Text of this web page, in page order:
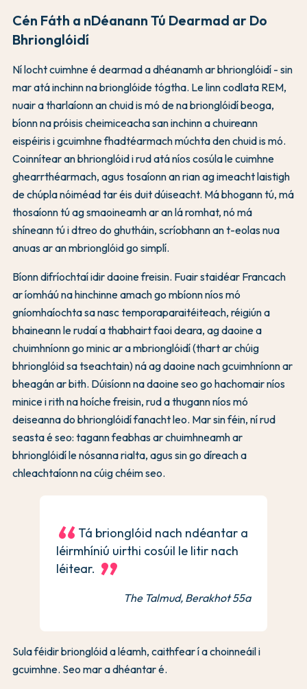
Cén Fáth a nDéanann Tú Dearmad ar Do
Bhrionglóidí
Ní locht cuimhne é dearmad a dhéanamh ar bhrionglóidí - sin
mar atá inchinn na brionglóide tógtha. Le linn codlata REM,
nuair a tharlaíonn an chuid is mó de na brionglóidí beoga,
bíonn na próisis cheimiceacha san inchinn a chuireann
eispéiris i gcuimhne fhadtéarmach múchta den chuid is mó.
Coinnítear an bhrionglóid i rud atá níos cosúla le cuimhne
ghearrthéarmach, agus tosaíonn an rian ag imeacht laistigh
de chúpla nóiméad tar éis duit dúiseacht. Má bhogann tú, má
thosaíonn tú ag smaoineamh ar an lá romhat, nó má
shíneann tú i dtreo do ghutháin, scríobhann an t-eolas nua
anuas ar an mbrionglóid go simplí.
Bíonn difríochtaí idir daoine freisin. Fuair staidéar Francach
ar íomháú na hinchinne amach go mbíonn níos mó
gníomhaíochta sa nasc temporaparaitéiteach, réigiún a
bhaineann le rudaí a thabhairt faoi deara, ag daoine a
chuimhníonn go minic ar a mbrionglóidí (thart ar chúig
bhrionglóid sa tseachtain) ná ag daoine nach gcuimhníonn ar
bheagán ar bith. Dúisíonn na daoine seo go hachomair níos
minice i rith na hoíche freisin, rud a thugann níos mó
deiseanna do bhrionglóidí fanacht leo. Mar sin féin, ní rud
seasta é seo: tagann feabhas ar chuimhneamh ar
bhrionglóidí le nósanna rialta, agus sin go díreach a
chleachtaíonn na cúig chéim seo.
Tá brionglóid nach ndéantar a
léirmhíniú uirthi cosúil le litir nach
léitear.
The Talmud, Berakhot 55a
Sula féidir brionglóid a léamh, caithfear í a choinneáil i
gcuimhne. Seo mar a dhéantar é.